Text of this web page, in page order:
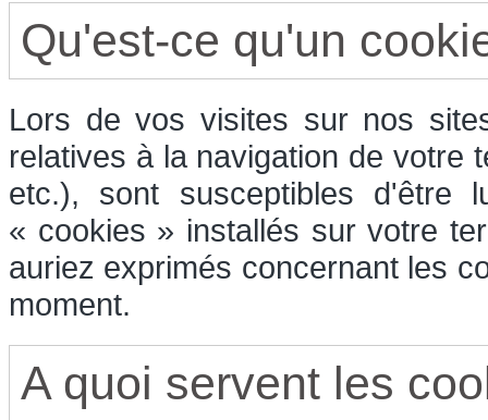
Qu'est-ce qu'un
Lors de vos visites sur nos
relatives à la navigation de votre
etc.), sont susceptibles d'être
« cookies » installés sur votre
auriez exprimés concernant les
moment.
A quoi servent les